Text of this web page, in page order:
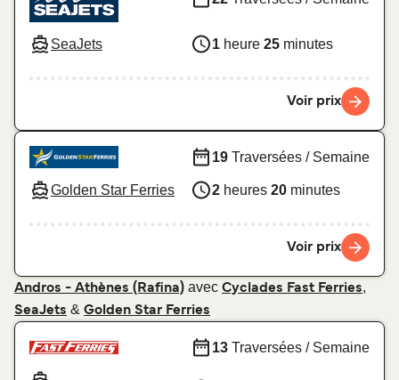
SeaJets 1 heure 25 minutes
Voir prix
Golden Star Ferries
19 Traversées / Semaine
2 heures 20 minutes
Voir prix
Andros - Athènes (Rafina) avec Cyclades Fast Ferries,
SeaJets & Golden Star Ferries
13 Traversées / Semaine